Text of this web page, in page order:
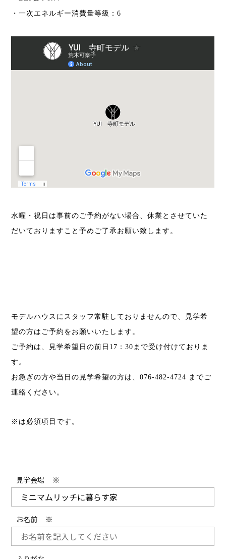
・一次エネルギー消費量等級：6
水曜・祝日は事前のご予約がない場合、休業とさせていた
だいておりますこと予めご了承お願い致します。
モデルハウスにスタッフ常駐しておりませんので、見学希
望の方はご予約をお願いいたします。
ご予約は、見学希望日の前日17：30まで受け付けておりま
す。
お急ぎの方や当日の見学希望の方は、076-482-4724 までご
連絡ください。
※は必須項目です。